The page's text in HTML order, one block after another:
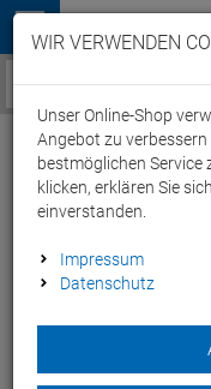
Menü
phantom grey
In Phantom Grey legt
aufs Parkett.
WIR VERWENDEN
Unser Online-Shop
Angebot zu
bestmöglichen Service
klicken, erklären Sie
einverstanden.
Impressum
Datenschutz